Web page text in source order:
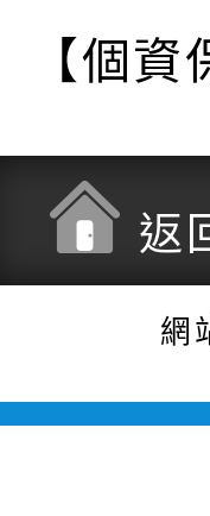
【個資
返
網